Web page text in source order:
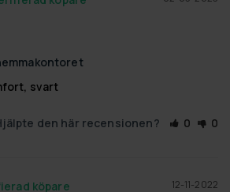
svart
den här recensionen? 0 0
12-11-2022